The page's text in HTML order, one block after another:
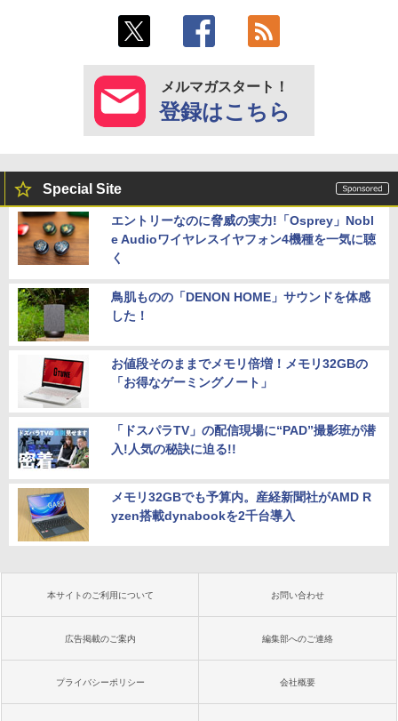
メルマガスタート！
登録はこちら
Special Site
エントリーなのに脅威の実力!「Osprey」Nobl
e Audioワイヤレスイヤフォン4機種を一気に聴
く
鳥肌ものの「DENON HOME」サウンドを体感
した！
お値段そのままでメモリ倍増！メモリ32GBの
「お得なゲーミングノート」
「ドスパラTV」の配信現場に“PAD”撮影班が潜
入!人気の秘訣に迫る!!
メモリ32GBでも予算内。産経新聞社がAMD R
yzen搭載dynabookを2千台導入
本サイトのご利用について お問い合わせ
広告掲載のご案内 編集部へのご連絡
プライバシーポリシー 会社概要